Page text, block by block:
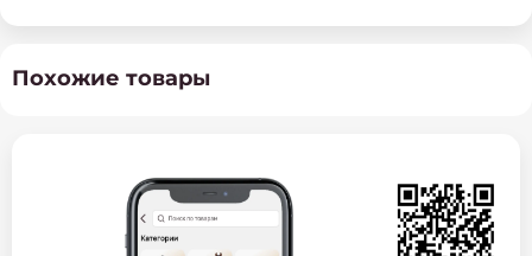
Похожие товары